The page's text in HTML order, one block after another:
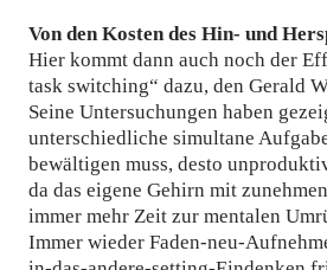
Von den Kosten des Hin- und
Hier kommt dann auch noch der
task switching“ dazu, den Gerald
Seine Untersuchungen haben
unterschiedliche simultane
bewältigen muss, desto
da das eigene Gehirn mit
immer mehr Zeit zur mentalen
Immer wieder Faden-neu-